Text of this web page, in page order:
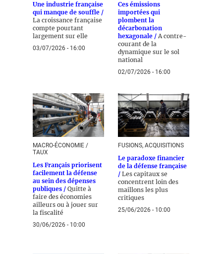
Une industrie française
qui manque de souffle /
La croissance française
compte pourtant
largement sur elle
03/07/2026 - 16:00
Ces émissions
importées qui
plombent la
décarbonation
hexagonale / A contre-
courant de la
dynamique sur le sol
national
02/07/2026 - 16:00
MACRO-ÉCONOMIE /
TAUX
Les Français priorisent
facilement la défense
au sein des dépenses
publiques / Quitte à
faire des économies
ailleurs ou à jouer sur
la fiscalité
30/06/2026 - 10:00
FUSIONS, ACQUISITIONS
Le paradoxe financier
de la défense française
/ Les capitaux se
concentrent loin des
maillons les plus
critiques
25/06/2026 - 10:00